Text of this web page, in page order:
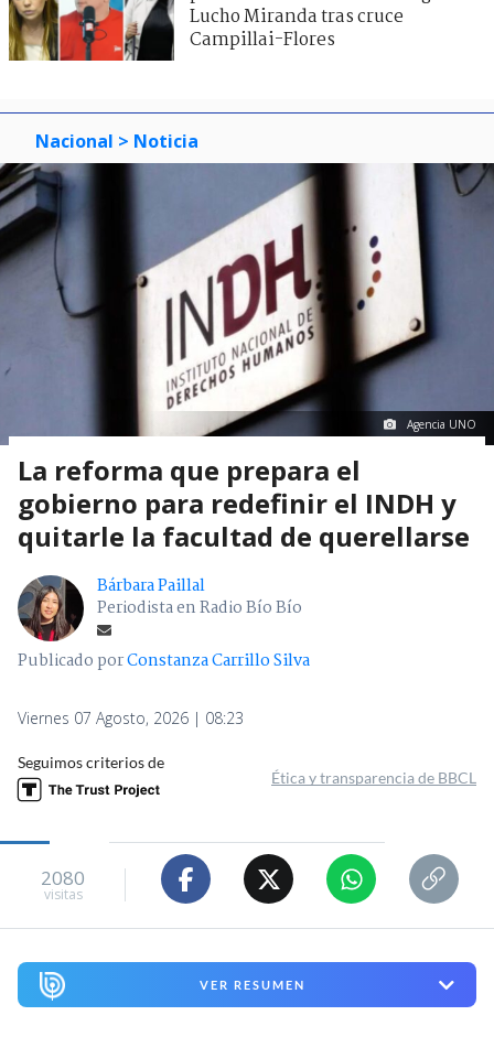
Lucho Miranda tras cruce
Campillai-Flores
Nacional > Noticia
Agencia UNO
La reforma que prepara el
gobierno para redefinir el INDH y
quitarle la facultad de querellarse
Bárbara Paillal
Periodista en Radio Bío Bío
Publicado porConstanza Carrillo Silva
Viernes 07 Agosto, 2026 | 08:23
Seguimos criterios de
Ética y transparencia de BBCL
2080
visitas
VER RESUMEN